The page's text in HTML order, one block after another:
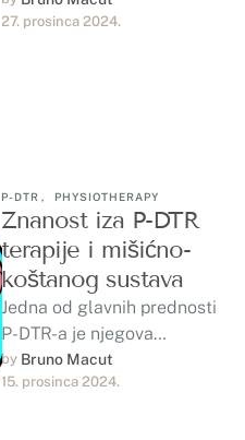
do povrede, tijelo aktivira
27. prosinca 2024.
P-DTR , PHYSIOTHERAPY
Znanost iza P-DTR
terapije i mišićno-
koštanog sustava
Jedna od glavnih prednosti
P-DTR-a je njegova
preciznost. Kroz
sveobuhvatan proces
by Bruno Macut
15. prosinca 2024.